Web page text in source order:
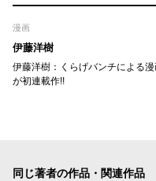
漫画
伊藤洋樹
伊藤洋樹：くらげバンチによる
が初連載作!!
同じ著者の作品・関連作品